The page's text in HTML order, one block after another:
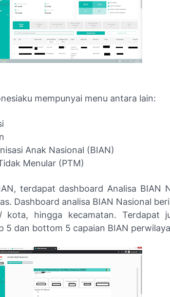
mempunyai menu antara lain:
Anak Nasional (BIAN)
Menular (PTM)
terdapat dashboard Analisa BIAN
Dashboard analisa BIAN Nasional
kota, hingga kecamatan. Terdapat
5 dan bottom 5 capaian BIAN